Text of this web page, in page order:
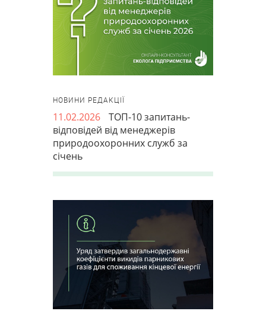
НОВИНИ РЕДАКЦІЇ
11.02.2026
ТОП-10 запитань-
відповідей від менеджерів
природоохоронних служб за
січень